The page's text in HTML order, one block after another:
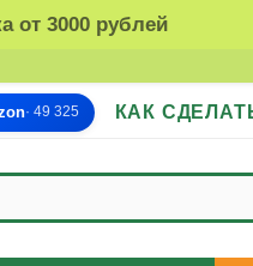
от 3000 рублей
· 49 325
КАК